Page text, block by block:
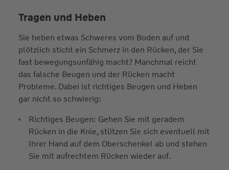
Tragen und Heben
Sie heben etwas Schweres vom Boden auf und
plötzlich sticht ein Schmerz in den Rücken, der Sie
fast bewegungsunfähig macht? Manchmal reicht
das falsche Beugen und der Rücken macht
Probleme. Dabei ist richtiges Beugen und Heben
gar nicht so schwierig:
Richtiges Beugen: Gehen Sie mit geradem
Rücken in die Knie, stützen Sie sich eventuell mit
Ihrer Hand auf dem Oberschenkel ab und stehen
Sie mit aufrechtem Rücken wieder auf.